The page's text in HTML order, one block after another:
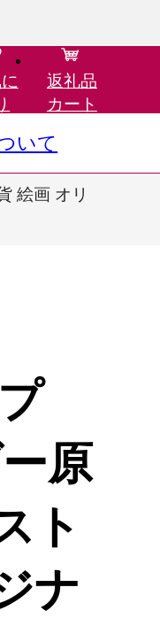
返礼品
カート
いて
絵画 オリ
原
ト
ナ